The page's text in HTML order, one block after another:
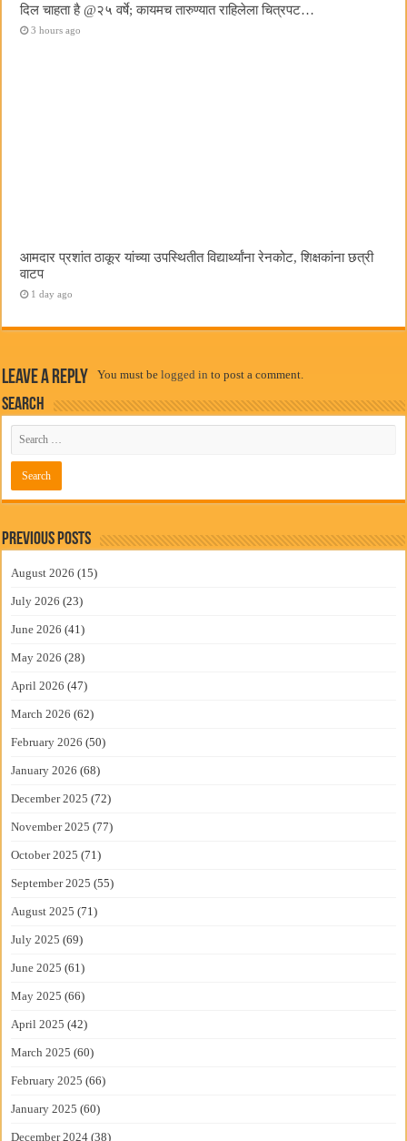
दिल चाहता है @२५ वर्षे; कायमच तारुण्यात राहिलेला चित्रपट…
3 hours ago
आमदार प्रशांत ठाकूर यांच्या उपस्थितीत विद्यार्थ्यांना रेनकोट, शिक्षकांना छत्री
वाटप
1 day ago
Leave a Reply You must belogged in to post a comment.
Search
Previous Posts
August 2026 (15)
July 2026 (23)
June 2026 (41)
May 2026 (28)
April 2026 (47)
March 2026 (62)
February 2026 (50)
January 2026 (68)
December 2025 (72)
November 2025 (77)
October 2025 (71)
September 2025 (55)
August 2025 (71)
July 2025 (69)
June 2025 (61)
May 2025 (66)
April 2025 (42)
March 2025 (60)
February 2025 (66)
January 2025 (60)
December 2024 (38)